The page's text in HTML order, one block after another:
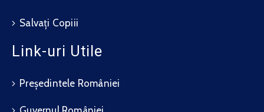
Salvați Copiii
Link-uri Utile
Președintele României